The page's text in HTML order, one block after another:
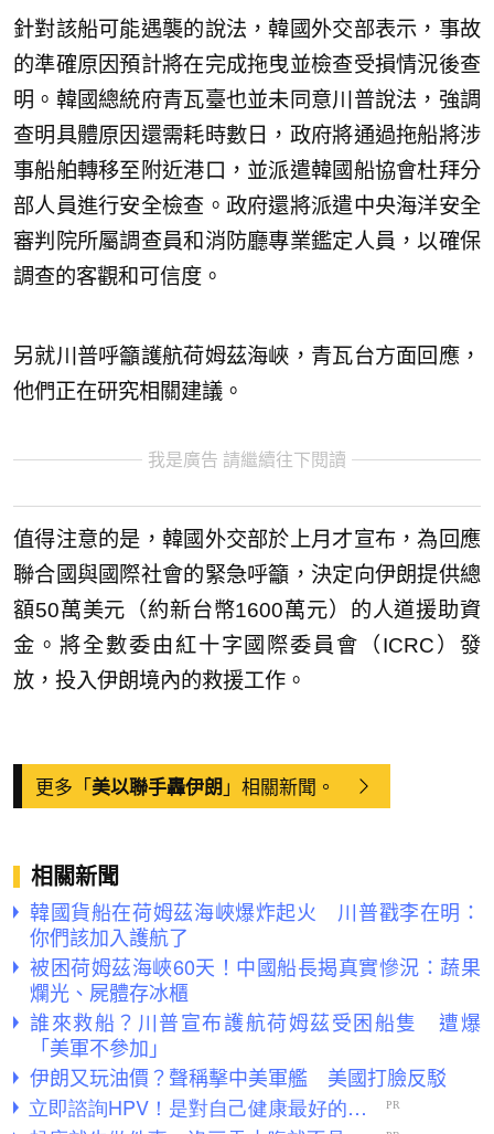
針對該船可能遇襲的說法，韓國外交部表示，事故
的準確原因預計將在完成拖曳並檢查受損情況後查
明。韓國總統府青瓦臺也並未同意川普說法，強調
查明具體原因還需耗時數日，政府將通過拖船將涉
事船舶轉移至附近港口，並派遣韓國船協會杜拜分
部人員進行安全檢查。政府還將派遣中央海洋安全
審判院所屬調查員和消防廳專業鑑定人員，以確保
調查的客觀和可信度。
另就川普呼籲護航荷姆茲海峽，青瓦台方面回應，
他們正在研究相關建議。
我是廣告 請繼續往下閱讀
值得注意的是，韓國外交部於上月才宣布，為回應
聯合國與國際社會的緊急呼籲，決定向伊朗提供總
額50萬美元（約新台幣1600萬元）的人道援助資
金。將全數委由紅十字國際委員會（ICRC）發
放，投入伊朗境內的救援工作。
更多「美以聯手轟伊朗 」相關新聞。
相關新聞
韓國貨船在荷姆茲海峽爆炸起火 川普戳李在明：
你們該加入護航了
被困荷姆茲海峽60天！中國船長揭真實慘況：蔬果
爛光、屍體存冰櫃
誰來救船？川普宣布護航荷姆茲受困船隻 遭爆
「美軍不參加」
伊朗又玩油價？聲稱擊中美軍艦 美國打臉反駁